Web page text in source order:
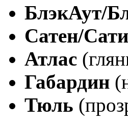
БлэкАут/
Сатен/
Атлас
Габардин
Тюль